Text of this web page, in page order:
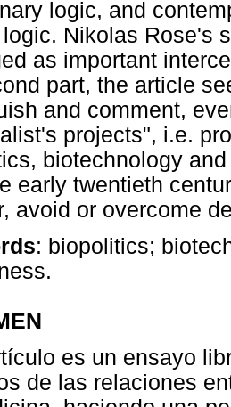
logic, and
Nikolas Rose's
as important
part, the article
and comment,
projects", i.e.
biotechnology
early twentieth
avoid or overcome
: biopolitics;
es un ensayo
de las relaciones